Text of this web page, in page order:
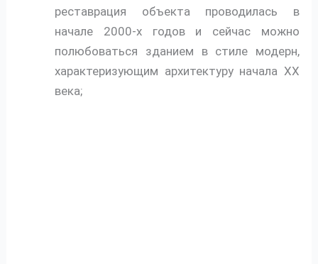
реставрация объекта проводилась в
начале 2000-х годов и сейчас можно
полюбоваться зданием в стиле модерн,
характеризующим архитектуру начала XX
века;